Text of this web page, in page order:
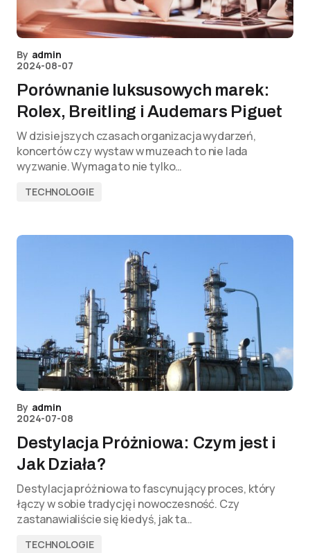
By admin
2024-08-07
Porównanie luksusowych marek:
Rolex, Breitling i Audemars Piguet
W dzisiejszych czasach organizacja wydarzeń,
koncertów czy wystaw w muzeach to nie lada
wyzwanie. Wymaga to nie tylko…
TECHNOLOGIE
By admin
2024-07-08
Destylacja Próżniowa: Czym jest i
Jak Działa?
Destylacja próżniowa to fascynujący proces, który
łączy w sobie tradycję i nowoczesność. Czy
zastanawialiście się kiedyś, jak ta…
TECHNOLOGIE